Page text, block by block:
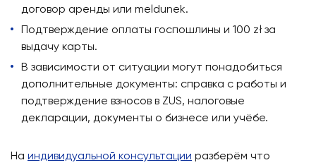
договор аренды или meldunek.
Подтверждение оплаты госпошлины и 100 zł за
выдачу карты.
В зависимости от ситуации могут понадобиться
дополнительные документы: справка с работы и
подтверждение взносов в ZUS, налоговые
декларации, документы о бизнесе или учёбе.
На индивидуальной консультации разберём что